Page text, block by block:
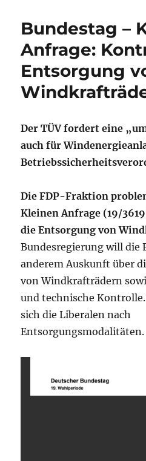
Bundestag –
Anfrage:
Entsorgung
Der TÜV fordert eine
auch für
Die FDP-Fraktion
Kleinen Anfrage (19/
die Entsorgung von
Bundesregierung will die
anderem Auskunft über
von Windkrafträdern
und technische
sich die Liberalen nach
Entsorgungsmodalitäten.